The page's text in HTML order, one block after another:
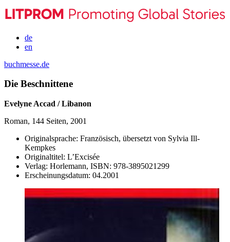
de
en
buchmesse.de
Die Beschnittene
Evelyne Accad / Libanon
Roman, 144 Seiten, 2001
Originalsprache: Französisch, übersetzt von Sylvia Ill-
Kempkes
Originaltitel: L’Excisée
Verlag: Horlemann, ISBN: 978-3895021299
Erscheinungsdatum: 04.2001